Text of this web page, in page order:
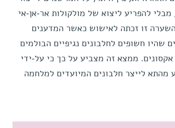
להפריע ליצוא של מולקולות אר-אן-אי
זו זכתה לאישוש כאשר המדענים
שהיו חשופים לחלבונים נגיפיים הבולמים
אקסונים. ממצא זה מצביע על כך כי על-ידי
מהתא לייצר חלבונים המיועדים למלחמה